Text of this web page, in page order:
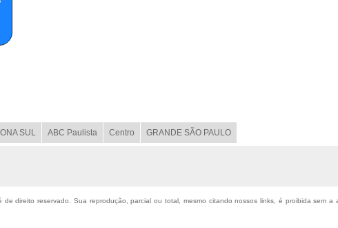
SUL ABC Paulista Centro GRANDE SÃO PAULO
de direito reservado. Sua reprodução, parcial ou total, mesmo citando nossos links, é proibida sem